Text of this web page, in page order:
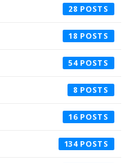
28
18
54
8
16
134